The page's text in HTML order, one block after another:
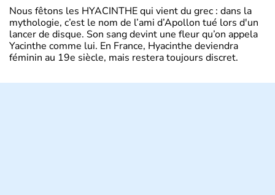
Nous fêtons les HYACINTHE qui vient du grec : dans la
mythologie, c’est le nom de l’ami d’Apollon tué lors d'un
lancer de disque. Son sang devint une fleur qu’on appela
Yacinthe comme lui. En France, Hyacinthe deviendra
féminin au 19e siècle, mais restera toujours discret.